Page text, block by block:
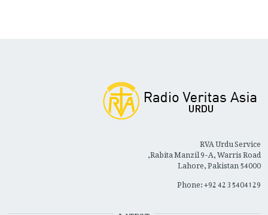
RVA Urdu Service
Rabita Manzil 9-A, Warris Road,
Lahore, Pakistan 54000
Phone: +92 42 35404129